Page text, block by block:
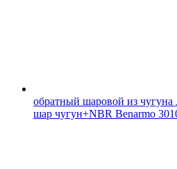
обратный шаровой из
шар чугун+NBR Benarmo